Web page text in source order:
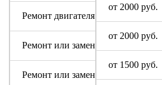
от 2000 руб.
от 2000 руб.
от 1500 руб.
Ремонт двигателя машинки
Ремонт или замена аквастопа
Ремонт или замена мотора